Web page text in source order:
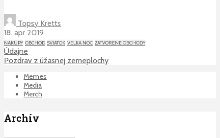
Topsy Kretts
18. apr 2019
NAKUPY OBCHOD SVIATOK VELKA NOC ZATVORENE OBCHODY
Údajne
Pozdrav z úžasnej zemeplochy
Memes
Media
Merch
Archív